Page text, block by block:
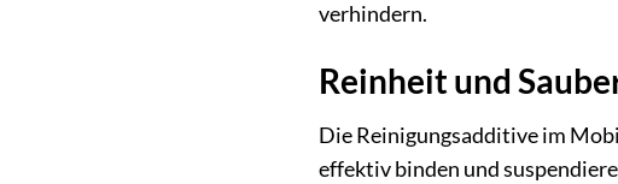
verhindern.
Reinheit und
Die Reinigungsadditive im
effektiv binden und